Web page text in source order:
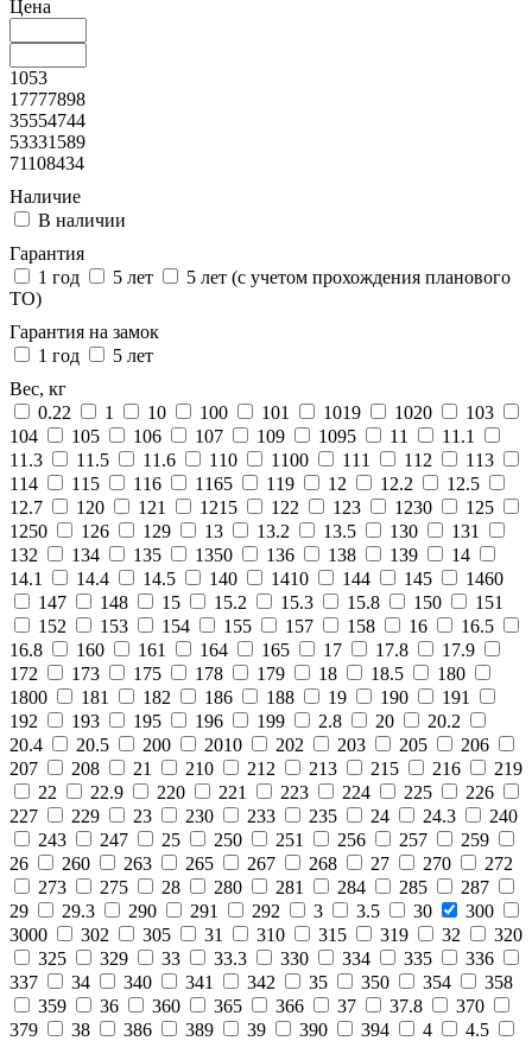
Цена
1053
17777898
35554744
53331589
71108434
Наличие
В наличии
Гарантия
1 год
5 лет
5 лет (с учетом прохождения планового
ТО)
Гарантия на замок
1 год
5 лет
Вес, кг
0.22
1 10 100 101 1019 1020
103
104
105 106 107 109 1095 11
11.1
11.3
11.5 11.6 110 1100 111 112
113
114
115 116 1165 119 12 12.2
12.5
12.7
120 121 1215 122 123 1230
125
1250
126 129 13 13.2 13.5 130
131
132
134 135 1350 136 138 139
14
14.1
14.4 14.5 140 1410 144 145
1460
147
148 15 15.2 15.3 15.8 150
151
152
153 154 155 157 158 16
16.5
16.8
160 161 164 165 17 17.8
17.9
172
173 175 178 179 18 18.5
180
1800
181 182 186 188 19 190
191
192
193 195 196 199 2.8 20
20.2
20.4
20.5 200 2010 202 203 205
206
207
208 21 210 212 213 215 216
219
22
22.9 220 221 223 224 225
226
227
229 23 230 233 235 24 24.3
240
243
247 25 250 251 256 257
259
26
260 263 265 267 268 27 270
272
273
275 28 280 281 284 285
287
29
29.3 290 291 292 3 3.5 30
300
3000
302 305 31 310 315 319 32
320
325
329 33 33.3 330 334 335
336
337
34 340 341 342 35 350 354
358
359
36 360 365 366 37 37.8
370
379
38 386 389 39 390 394 4
4.5